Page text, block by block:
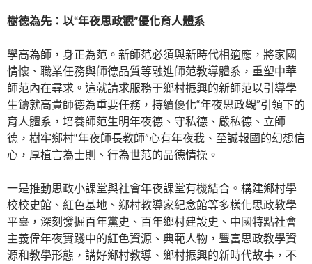
樹德為先：以“年夜思政觀”優化育人體系
學高為師，身正為范。新師范必須與新時代相適應，將家國
情懷、職業任務與師德品質等融進師范教導體系，重塑中華
師范內在尋求。這就請求服務于鄉村振興的新師范以引導學
生鑄就高貴師德為重要任務，持續優化“年夜思政觀”引領下的
育人體系，培養師范生明年夜德、守私德、嚴私德、立師
德，樹牢鄉村“年夜師長教師”心有年夜我、至誠報國的幻想信
心，厚植言為士則、行為世范的品德情操。
一是推動思政小課堂與社會年夜課堂有機結合。構建鄉村學
校校史館、紅色基地、鄉村教導家紀念館等多樣化思政教學
平臺，深刻發掘百年黨史、百年鄉村建設史、中國特點社會
主義偉年夜實踐中的紅色資源、典範人物，豐富思政教學資
源和教學形態，講好鄉村教導、鄉村振興的新時代故事，不